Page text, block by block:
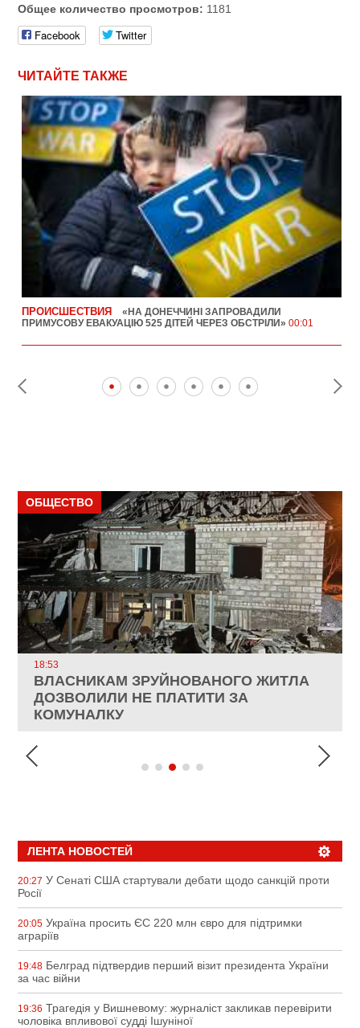
Общее количество просмотров: 1181
Facebook Twitter
ЧИТАЙТЕ ТАКЖЕ
ПРОИСШЕСТВИЯ
«НА ДОНЕЧЧИНІ ЗАПРОВАДИЛИ
ПРИМУСОВУ ЕВАКУАЦІЮ 525 ДІТЕЙ ЧЕРЕЗ ОБСТРІЛИ»00:01
ПОЛИТИКА
ПРИЗВАЛ ЕС ПРЕКРАТИТЬ ВОЕННУЮ
ПОМОЩЬ УКРАИНЕ
ПОЛИТИКА
НАЗВАЛИ "БАЗОВИЙ" СЦЕНАРІЙ
ЗАВЕРШЕННЯ ВІЙНИ В УКРАЇНІ
ОБЩЕСТВО
18:53
ВЛАСНИКАМ ЗРУЙНОВАНОГО ЖИТЛА
ДОЗВОЛИЛИ НЕ ПЛАТИТИ ЗА
КОМУНАЛКУ
ПОЛИТИКА
ИНТЕГРАЦИЯ УКРАИНЫ В НАТО ВРЯД
ЛИ СОСТОИТСЯ В БЛИЖАЙШЕЕ
ЭКОНОМИКА
АНАЛІТИКИ ЗВИНУВАТИЛИ АЗС У
СПЕКУЛЯЦІЇ
ЛЕНТА НОВОСТЕЙ
20:27 У Сенаті США стартували дебати щодо санкцій проти
Росії
20:05 Україна просить ЄС 220 млн євро для підтримки
аграріїв
19:48 Белград підтвердив перший візит президента України
за час війни
19:36 Трагедія у Вишневому: журналіст закликав перевірити
чоловіка впливової судді Ішуніної